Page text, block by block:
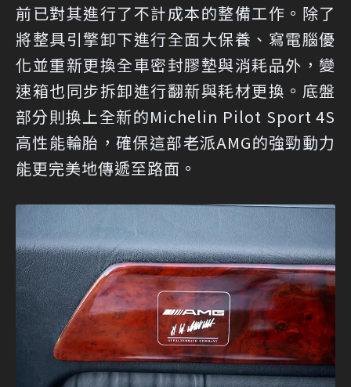
前已對其進行了不計成本的整備工作。除了
將整具引擎卸下進行全面大保養、寫電腦優
化並重新更換全車密封膠墊與消耗品外，變
速箱也同步拆卸進行翻新與耗材更換。底盤
部分則換上全新的Michelin Pilot Sport 4S
高性能輪胎，確保這部老派AMG的強勁動力
能更完美地傳遞至路面。